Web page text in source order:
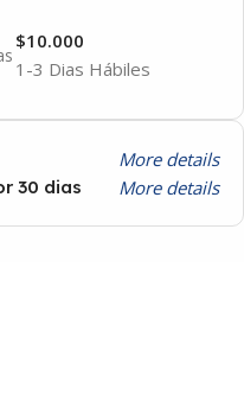
1-3 Dias Hábiles
$10.000
More details
30 dias More details